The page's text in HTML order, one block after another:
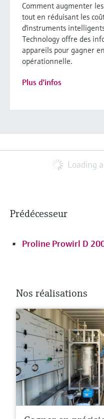
Comment augmenter
tout en réduisant les
d'instruments
Technology offre des
appareils pour gagner
opérationnelle.
Plus d'infos
Loading
Prédécesseur
Proline Prowirl D
Nos réalisations